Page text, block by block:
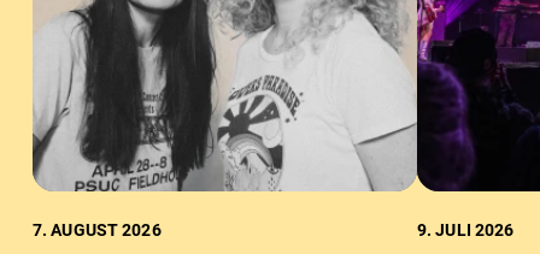
7. AUGUST 2026 9. JULI 2026